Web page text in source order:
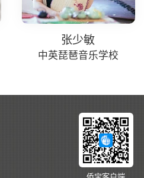
张少敏
中英琵琶音乐学校